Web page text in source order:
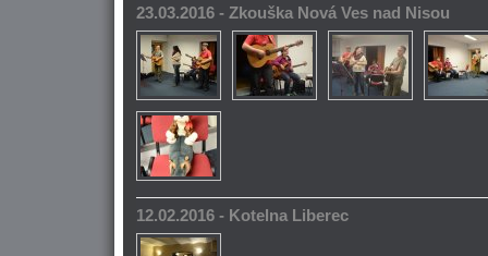
23.03.2016 - Zkouška Nová Ves nad Nisou
12.02.2016 - Kotelna Liberec